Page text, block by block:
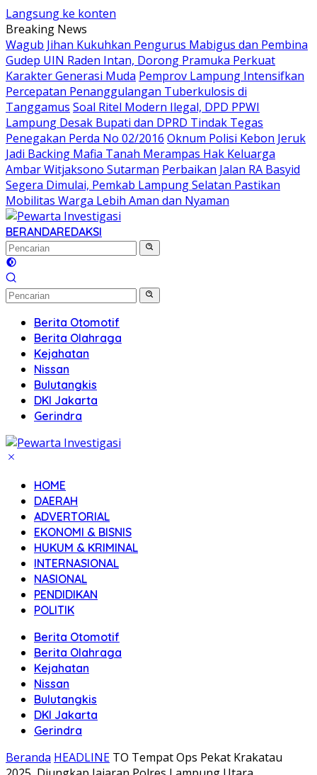
Langsung ke konten
Breaking News
Wagub Jihan Kukuhkan Pengurus Mabigus dan Pembina
Gudep UIN Raden Intan, Dorong Pramuka Perkuat
Karakter Generasi Muda Pemprov Lampung Intensifkan
Percepatan Penanggulangan Tuberkulosis di
Tanggamus Soal Ritel Modern Ilegal, DPD PPWI
Lampung Desak Bupati dan DPRD Tindak Tegas
Penegakan Perda No 02/2016 Oknum Polisi Kebon Jeruk
Jadi Backing Mafia Tanah Merampas Hak Keluarga
Ambar Witjaksono Sutarman Perbaikan Jalan RA Basyid
Segera Dimulai, Pemkab Lampung Selatan Pastikan
Mobilitas Warga Lebih Aman dan Nyaman
BERANDAREDAKSI
Berita Otomotif
Berita Olahraga
Kejahatan
Nissan
Bulutangkis
DKI Jakarta
Gerindra
HOME
DAERAH
ADVERTORIAL
EKONOMI & BISNIS
HUKUM & KRIMINAL
INTERNASIONAL
NASIONAL
PENDIDIKAN
POLITIK
Berita Otomotif
Berita Olahraga
Kejahatan
Nissan
Bulutangkis
DKI Jakarta
Gerindra
Beranda HEADLINE TO Tempat Ops Pekat Krakatau